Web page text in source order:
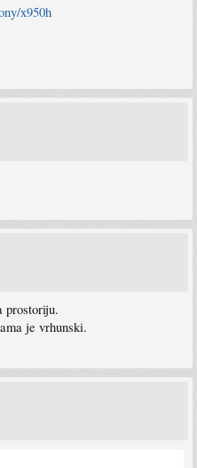
x950h
prostoriju.
je vrhunski.